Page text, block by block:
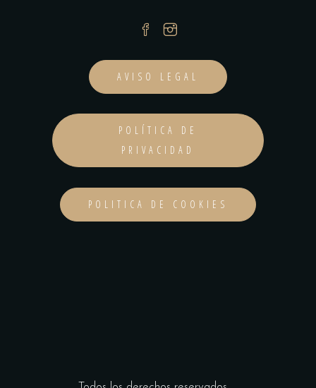
AVISO LEGAL
POLÍTICA DE
PRIVACIDAD
POLITICA DE COOKIES